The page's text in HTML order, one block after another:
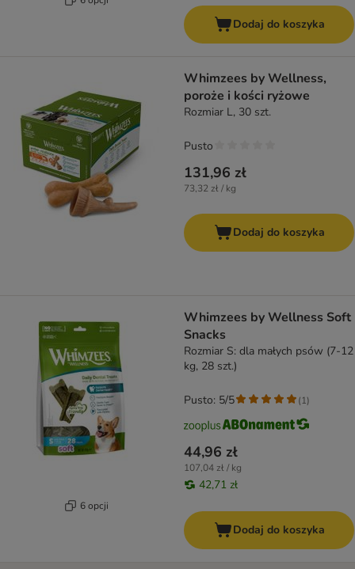
Dodaj do koszyka
Whimzees by Wellness,
poroże i kości ryżowe
Rozmiar L, 30 szt.
131,96 zł
73,32 zł / kg
Pusto
Dodaj do koszyka
6 opcji
Whimzees by Wellness Soft
Snacks
Rozmiar S: dla małych psów (7-12
kg, 28 szt.)
44,96 zł
107,04 zł / kg
42,71 zł
Pusto: 5/5 (1)
Dodaj do koszyka